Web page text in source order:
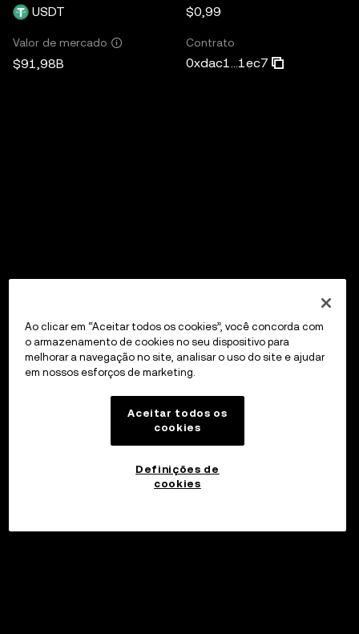
USDT $0,99
Valor de mercado
$91,98B
Contrato
0xdac1...1ec7
Ao clicar em “Aceitar todos os cookies”, você concorda com
o armazenamento de cookies no seu dispositivo para
melhorar a navegação no site, analisar o uso do site e ajudar
em nossos esforços de marketing.
Aceitar todos os
cookies
Definições de
cookies